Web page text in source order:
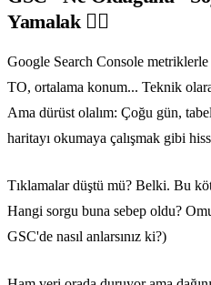
Yamalak 🤷‍♂️
Google Search Console
TO, ortalama konum... Teknik
Ama dürüst olalım: Çoğu gün,
haritayı okumaya çalışmak gibi
Tıklamalar düştü mü? Belki. Bu
Hangi sorgu buna sebep oldu?
GSC'de nasıl anlarsınız ki?)